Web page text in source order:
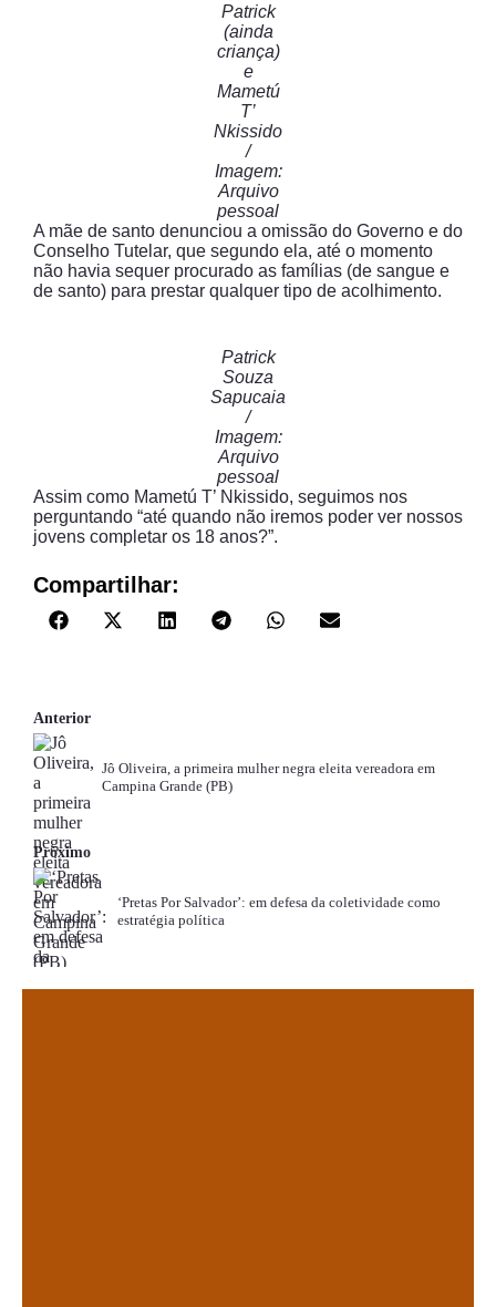
Patrick
(ainda
criança)
e
Mametú
T’
Nkissido
/
Imagem:
Arquivo
pessoal
A mãe de santo denunciou a omissão do Governo e do
Conselho Tutelar, que segundo ela, até o momento
não havia sequer procurado as famílias (de sangue e
de santo) para prestar qualquer tipo de acolhimento.
Patrick
Souza
Sapucaia
/
Imagem:
Arquivo
pessoal
Assim como Mametú T’ Nkissido, seguimos nos
perguntando “até quando não iremos poder ver nossos
jovens completar os 18 anos?”.
Compartilhar:
Anterior
Jô Oliveira, a primeira mulher negra eleita vereadora em
Campina Grande (PB)
Próximo
‘Pretas Por Salvador’: em defesa da coletividade como
estratégia política